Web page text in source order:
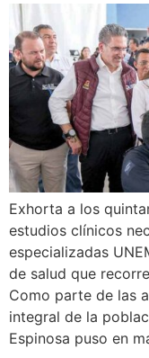
Exhorta a los
estudios clínicos
especializadas
de salud que
Como parte de las
integral de la
Espinosa puso en